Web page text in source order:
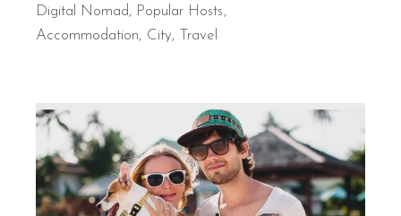
Digital Nomad, Popular Hosts
Accommodation
City Travel